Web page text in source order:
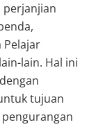
perjanjian
Pelajar
lain. Hal ini
tujuan